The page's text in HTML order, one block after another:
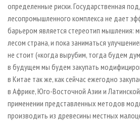
определенные риски. Государственная
лесопромышленного комплекса не дает
барьером является стереотип мышления:
лесом страна, и пока заниматься
не стоит («когда вырубим, тогда будем
в будущем мы будем закупать
в Китае так же, как сейчас ежегодно
в Африке, Юго-Восточной Азии и
применении представленных методов
производить из древесины местных